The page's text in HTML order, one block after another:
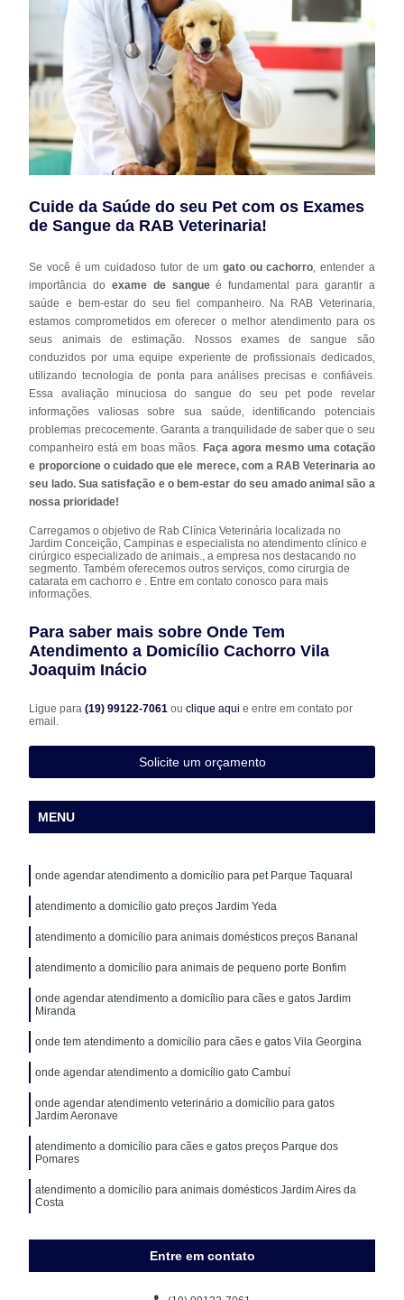
Cuide da Saúde do seu Pet com os Exames
de Sangue da RAB Veterinaria!
Se você é um cuidadoso tutor de um gato ou cachorro , entender a
importância doexame de sangueé fundamental para garantir a
saúde e bem-estar do seu fiel companheiro. Na RAB Veterinaria,
estamos comprometidos em oferecer o melhor atendimento para os
seus animais de estimação. Nossos exames de sangue são
conduzidos por uma equipe experiente de profissionais dedicados,
utilizando tecnologia de ponta para análises precisas e confiáveis.
Essa avaliação minuciosa do sangue do seu pet pode revelar
informações valiosas sobre sua saúde, identificando potenciais
problemas precocemente. Garanta a tranquilidade de saber que o seu
companheiro está em boas mãos. Faça agora mesmo uma cotação
e proporcione o cuidado que ele merece, com a RAB Veterinaria ao
seu lado. Sua satisfação e o bem-estar do seu amado animal são a
nossa prioridade!
Carregamos o objetivo de Rab Clínica Veterinária localizada no
Jardim Conceição, Campinas e especialista no atendimento clínico e
cirúrgico especializado de animais., a empresa nos destacando no
segmento. Também oferecemos outros serviços, como cirurgia de
catarata em cachorro e . Entre em contato conosco para mais
informações.
Para saber mais sobre Onde Tem
Atendimento a Domicílio Cachorro Vila
Joaquim Inácio
Ligue para(19) 99122-7061ouclique aqui e entre em contato por
email.
Solicite um orçamento
MENU
onde agendar atendimento a domicílio para pet Parque Taquaral
atendimento a domicílio gato preços Jardim Yeda
atendimento a domicílio para animais domésticos preços Bananal
atendimento a domicílio para animais de pequeno porte Bonfim
onde agendar atendimento a domicílio para cães e gatos Jardim
Miranda
onde tem atendimento a domicílio para cães e gatos Vila Georgina
onde agendar atendimento a domicílio gato Cambuí
onde agendar atendimento veterinário a domicílio para gatos
Jardim Aeronave
atendimento a domicílio para cães e gatos preços Parque dos
Pomares
atendimento a domicílio para animais domésticos Jardim Aires da
Costa
Entre em contato